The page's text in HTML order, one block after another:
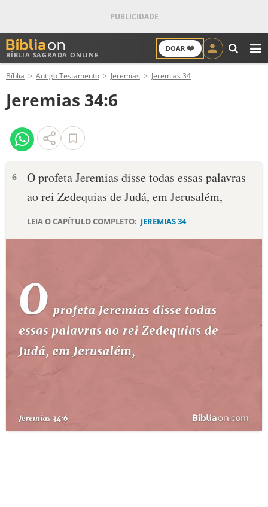
BÍBLIA SAGRADA ONLINE
DOAR ❤️
ANTIGO TESTAMENTO
NOVO TESTAMENTO
VERSÍCULOS
PALAVRA DO DIA
10 MANDAMENTOS
ESTUDOS BÍBLICOS
ESBOÇOS DE PREGAÇÃO
PERGUNTE À BÍBLIA
Bíblia Antigo Testamento Jeremias Jeremias 34
Jeremias 34:6
6
O profeta Jeremias disse todas essas palavras
ao rei Zedequias de Judá, em Jerusalém,
LEIA O CAPÍTULO COMPLETO: JEREMIAS 34